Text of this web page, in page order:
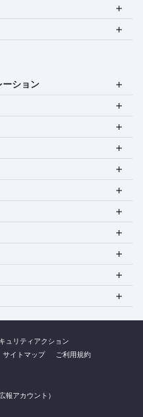
ーション
ュリティアクション
サイトマップ
ご利用規約
報アカウント）